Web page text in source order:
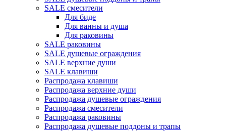
SALE смесители
Для биде
Для ванны и душа
Для раковины
SALE раковины
SALE душевые ограждения
SALE верхние души
SALE клавиши
Распродажа клавиши
Распродажа верхние души
Распродажа душевые ограждения
Распродажа смесители
Распродажа раковины
Распродажа душевые поддоны и трапы